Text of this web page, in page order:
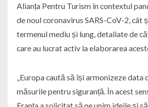
Alianța Pentru Turism în contextul
de noul coronavirus SARS-CoV-2, cât
termenul mediu și lung, detaliate de
care au lucrat activ la elaborarea
„Europa caută să își armonizeze data
măsurile pentru siguranță. În acest
Franța a solicitat să ne unim ideile și